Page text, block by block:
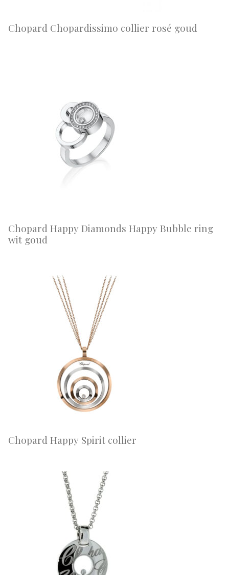
Chopard Chopardissimo collier rosé goud
Chopard Happy Diamonds Happy Bubble ring
wit goud
Chopard Happy Spirit collier